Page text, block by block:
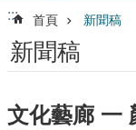
選
專
區
為
民
::: 首頁 新聞稿
新聞稿
文化藝廊 一